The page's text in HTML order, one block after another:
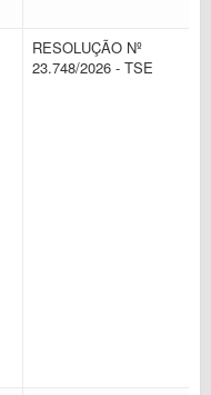
RESOLUÇÃO Nº
23.748/2026 - TSE